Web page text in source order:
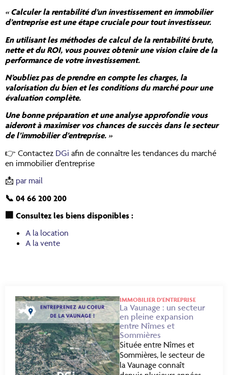
« Calculer la rentabilité d’un investissement en immobilier
d’entreprise est une étape cruciale pour tout investisseur.
En utilisant les méthodes de calcul de la rentabilité brute,
nette et du ROI, vous pouvez obtenir une vision claire de la
performance de votre investissement.
N’oubliez pas de prendre en compte les charges, la
valorisation du bien et les conditions du marché pour une
évaluation complète.
Une bonne préparation et une analyse approfondie vous
aideront à maximiser vos chances de succès dans le secteur
de l’immobilier d’entreprise. »
👉 Contactez DGi afin de connaître les tendances du marché
en immobilier d’entreprise
📩 par mail
📞 04 66 200 200
🏢 Consultez les biens disponibles :
A la location
A la vente
IMMOBILIER D’ENTREPRISE
La Vaunage : un secteur
en pleine expansion
entre Nîmes et
Sommières
Située entre Nîmes et
Sommières, le secteur de
la Vaunage connaît